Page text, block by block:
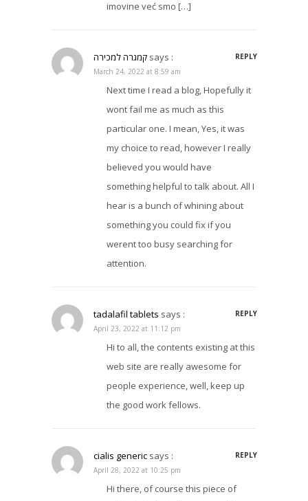
imovine već smo […]
קמגרה למכירה says :
REPLY
March 24, 2022 at 8:59 am
Next time I read a blog, Hopefully it
wont fail me as much as this
particular one. I mean, Yes, it was
my choice to read, however I really
believed you would have
something helpful to talk about. All I
hear is a bunch of whining about
something you could fix if you
werent too busy searching for
attention.
tadalafil tablets says :
REPLY
April 23, 2022 at 11:12 pm
Hi to all, the contents existing at this
web site are really awesome for
people experience, well, keep up
the good work fellows.
cialis generic says :
REPLY
April 28, 2022 at 10:25 pm
Hi there, of course this piece of